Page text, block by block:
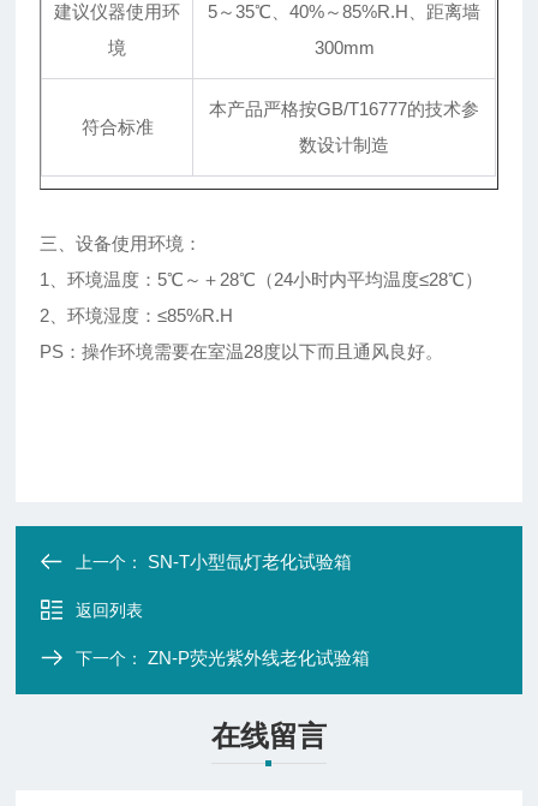
建议仪器使用环
境
5～35℃、40%～85%R.H、距离墙
300mm
符合标准
本产品严格按GB/T16777的技术参
数设计制造
三、设备使用环境：
1、环境温度：5℃～＋28℃（24小时内平均温度≤28℃）
2、环境湿度：≤85%R.H
PS：操作环境需要在室温28度以下而且通风良好。
上一个： SN-T小型氙灯老化试验箱
返回列表
下一个：ZN-P荧光紫外线老化试验箱
在线留言